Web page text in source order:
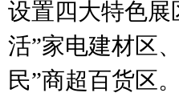
设置四大特色展
活”家电建材区
民”商超百货区。